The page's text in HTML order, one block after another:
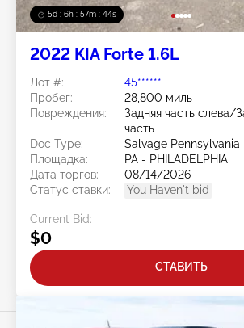
5d : 6h : 57m : 41s
2022 KIA Forte 1.6L
Лот #:
45******
Пробег:
28,800 миль
Повреждения:
Задняя часть слева/
часть
Doc Type:
Salvage Pennsylvania
Площадка:
PA - PHILADELPHIA
Дата торгов:
08/14/2026
Статус ставки:
You Haven't bid
Current Bid:
$0
СТАВИТЬ